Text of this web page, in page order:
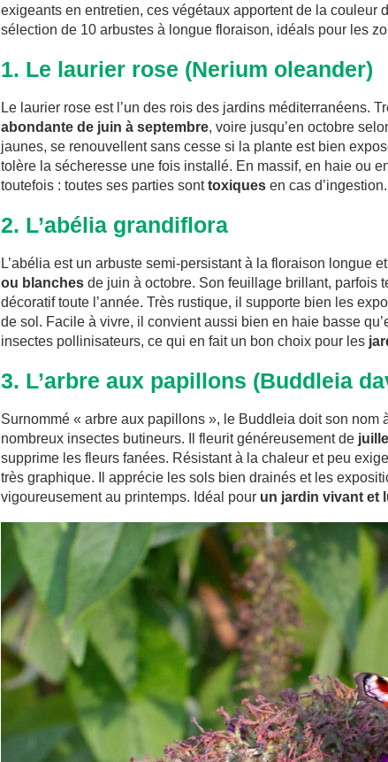
exigeants en entretien, ces végétaux apportent de la couleur
sélection de 10 arbustes à longue floraison, idéals pour les
1. Le laurier rose (Nerium oleander)
Le laurier rose est l’un des rois des jardins méditerranéens.
abondante de juin à septembre, voire jusqu’en octobre
jaunes, se renouvellent sans cesse si la plante est bien
tolère la sécheresse une fois installé. En massif, en haie ou
toutefois : toutes ses parties sonttoxiques en cas d’ingestion.
2. L’abélia grandiflora
L’abélia est un arbuste semi-persistant à la floraison longue
ou blanches de juin à octobre. Son feuillage brillant, parfois
décoratif toute l’année. Très rustique, il supporte bien les
de sol. Facile à vivre, il convient aussi bien en haie basse
insectes pollinisateurs, ce qui en fait un bon choix pour les
3. L’arbre aux papillons (Buddleia
Surnommé « arbre aux papillons », le Buddleia doit son nom
nombreux insectes butineurs. Il fleurit généreusement de
supprime les fleurs fanées. Résistant à la chaleur et peu
très graphique. Il apprécie les sols bien drainés et les
vigoureusement au printemps. Idéal pour un jardin vivant et